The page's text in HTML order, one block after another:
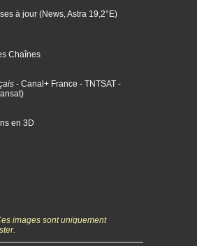
à jour (News, Astra 19,2°E)
Chaînes
- Canal+ France - TNTSAT -
)
en 3D
images sont uniquement